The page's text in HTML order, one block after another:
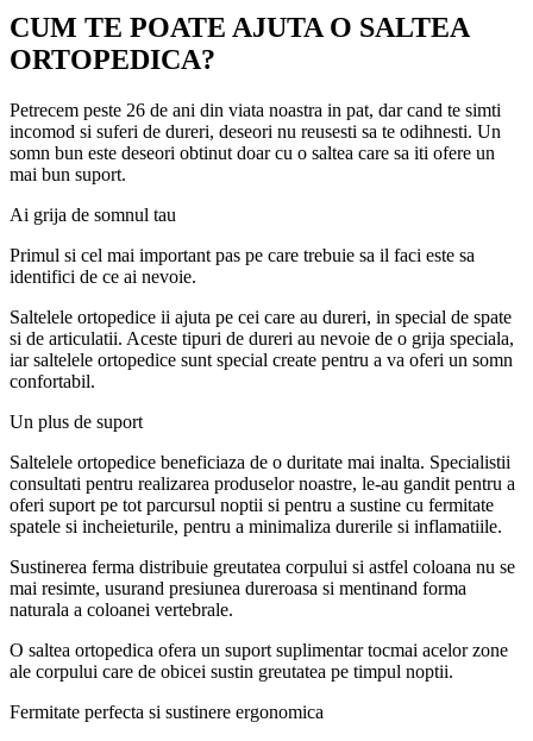
CUM TE POATE AJUTA O SALTEA
ORTOPEDICA?
Petrecem peste 26 de ani din viata noastra in pat, dar cand te simti
incomod si suferi de dureri, deseori nu reusesti sa te odihnesti. Un
somn bun este deseori obtinut doar cu o saltea care sa iti ofere un
mai bun suport.
Ai grija de somnul tau
Primul si cel mai important pas pe care trebuie sa il faci este sa
identifici de ce ai nevoie.
Saltelele ortopedice ii ajuta pe cei care au dureri, in special de spate
si de articulatii. Aceste tipuri de dureri au nevoie de o grija speciala,
iar saltelele ortopedice sunt special create pentru a va oferi un somn
confortabil.
Un plus de suport
Saltelele ortopedice beneficiaza de o duritate mai inalta. Specialistii
consultati pentru realizarea produselor noastre, le-au gandit pentru a
oferi suport pe tot parcursul noptii si pentru a sustine cu fermitate
spatele si incheieturile, pentru a minimaliza durerile si inflamatiile.
Sustinerea ferma distribuie greutatea corpului si astfel coloana nu se
mai resimte, usurand presiunea dureroasa si mentinand forma
naturala a coloanei vertebrale.
O saltea ortopedica ofera un suport suplimentar tocmai acelor zone
ale corpului care de obicei sustin greutatea pe timpul noptii.
Fermitate perfecta si sustinere ergonomica